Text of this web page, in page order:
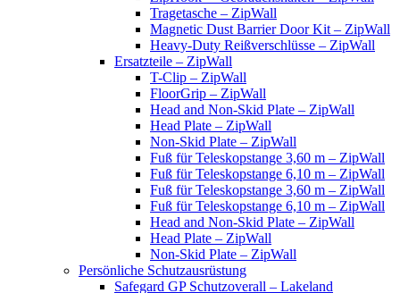
Tragetasche – ZipWall
Magnetic Dust Barrier Door Kit – ZipWall
Heavy-Duty Reißverschlüsse – ZipWall
Ersatzteile – ZipWall
T-Clip – ZipWall
FloorGrip – ZipWall
Head and Non-Skid Plate – ZipWall
Head Plate – ZipWall
Non-Skid Plate – ZipWall
Fuß für Teleskopstange 3,60 m – ZipWall
Fuß für Teleskopstange 6,10 m – ZipWall
Fuß für Teleskopstange 3,60 m – ZipWall
Fuß für Teleskopstange 6,10 m – ZipWall
Head and Non-Skid Plate – ZipWall
Head Plate – ZipWall
Non-Skid Plate – ZipWall
Persönliche Schutzausrüstung
Safegard GP Schutzoverall – Lakeland